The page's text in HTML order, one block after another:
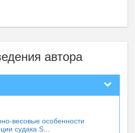
автора
весовые особенности
судака S...